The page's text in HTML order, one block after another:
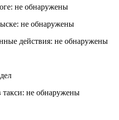
не обнаружены
не обнаружены
действия: не обнаружены
такси: не обнаружены